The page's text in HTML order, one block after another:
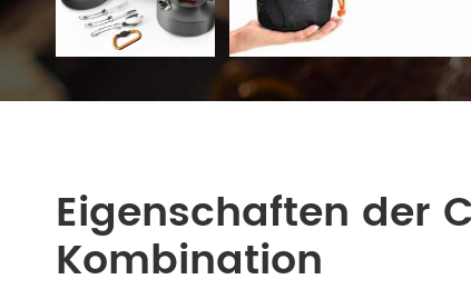
Eigenschaften der
Kombination